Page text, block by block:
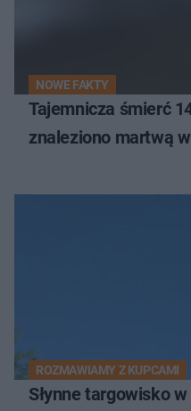
NOWE FAKTY
Tajemnicza śmierć
znaleziono martwą
ROZMAWIAMY Z KUPCAMI
Słynne targowisko